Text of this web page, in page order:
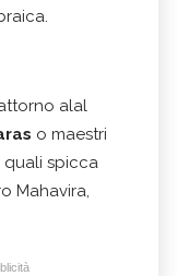
alal
o maestri
quali spicca
Mahavira,